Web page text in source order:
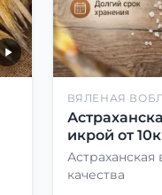
ВЯЛЕНАЯ
икрой от
качества